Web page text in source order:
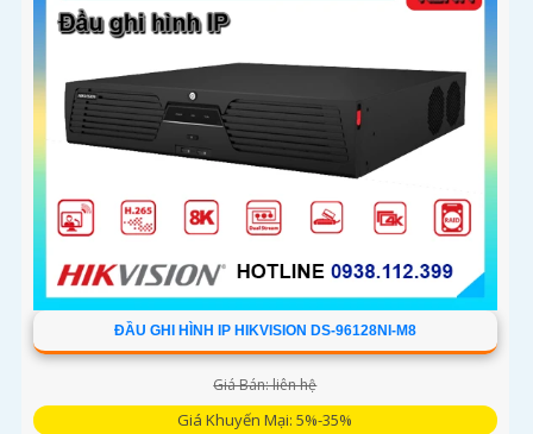
ĐẦU GHI HÌNH IP HIKVISION DS-96128NI-M8
Giá Bán: liên hệ
Giá Khuyến Mại: 5%-35%